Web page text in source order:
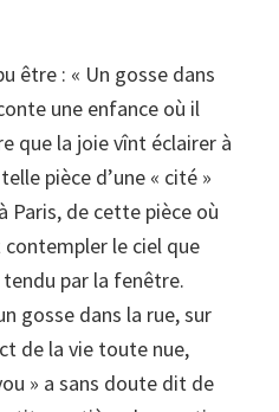
être : « Un gosse dans
une enfance où il
que la joie vînt éclairer à
pièce d’une « cité »
Paris, de cette pièce où
contempler le ciel que
par la fenêtre.
gosse dans la rue, sur
de la vie toute nue,
» a sans doute dit de